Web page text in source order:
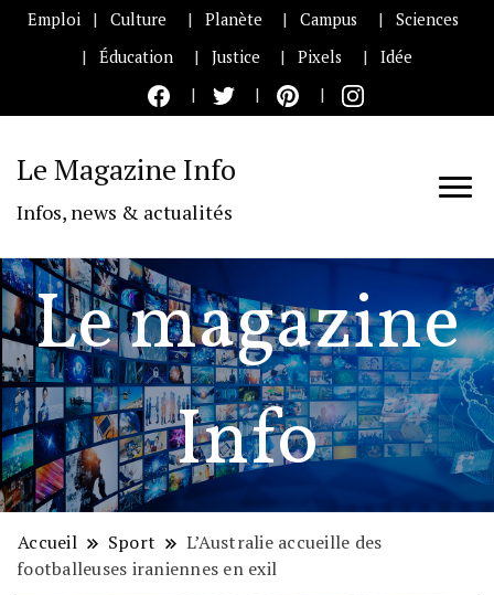
Emploi Culture Planète Campus
Sciences
Éducation
Justice Pixels Idée
Le Magazine Info
Infos, news & actualités
Le magazine
Info
Accueil Sport
L’Australie accueille des
footballeuses iraniennes en exil